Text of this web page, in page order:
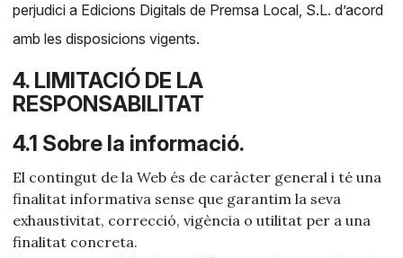
perjudici a Edicions Digitals de Premsa Local, S.L. d’acord
amb les disposicions vigents.
4. LIMITACIÓ DE LA
RESPONSABILITAT
4.1 Sobre la informació.
El contingut de la Web és de caràcter general i té una
finalitat informativa sense que garantim la seva
exhaustivitat, correcció, vigència o utilitat per a una
finalitat concreta.